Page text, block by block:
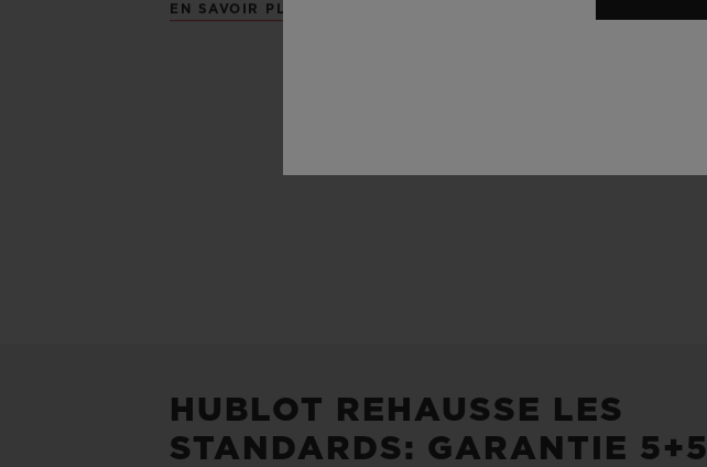
EN SAVOIR PLUS
HUBLOT REHAUSSE LES
STANDARDS: GARANTIE 5+5